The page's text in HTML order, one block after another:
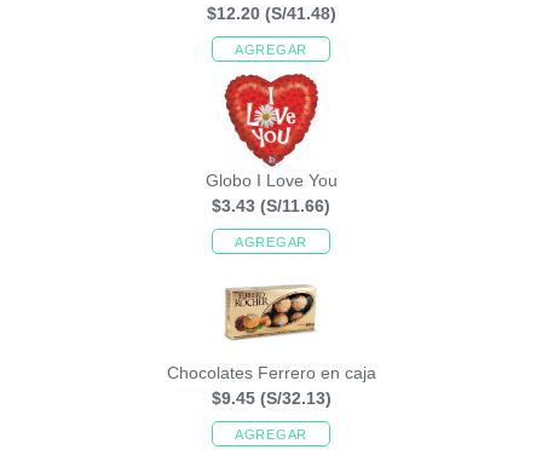
$12.20 (S/41.48)
AGREGAR
Globo I Love You
$3.43 (S/11.66)
AGREGAR
Chocolates Ferrero en caja
$9.45 (S/32.13)
AGREGAR